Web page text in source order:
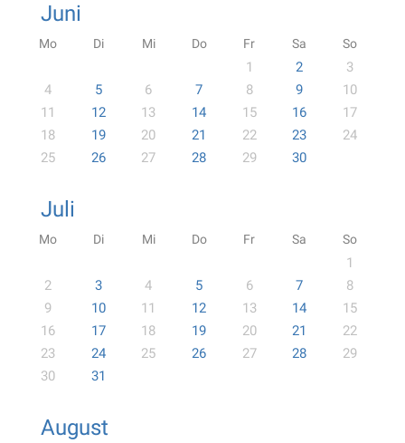
Juni
Mo Di Mi Do Fr Sa So
1 2
3
4
5 6 7 8 9
10
11
12 13 14 15 16
17
18
19 20 21 22 23
24
25
26 27 28 29 30
Juli
Mo Di Mi Do Fr Sa So
1
2
3 4 5 6 7
8
9
10 11 12 13 14
15
16
17 18 19 20 21
22
23
24 25 26 27 28
29
30
31
August